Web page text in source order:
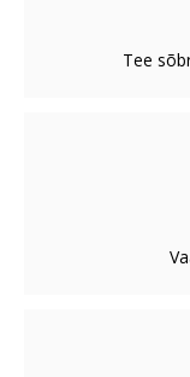
Tee